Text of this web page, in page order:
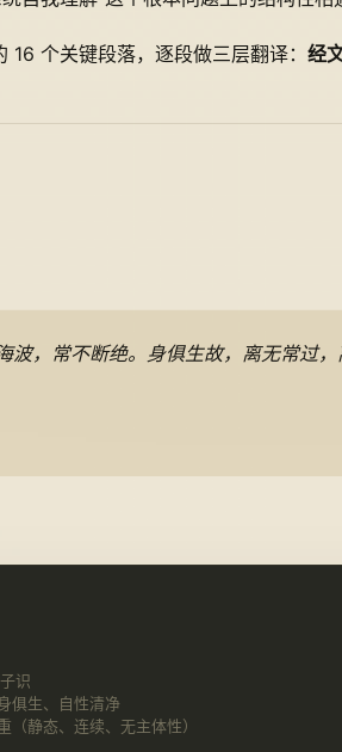
个关键段落，逐段做三层翻译： 经
，常不断绝。身俱生故，离无常过
识
俱生、自性清净
静态、连续、无主体性）